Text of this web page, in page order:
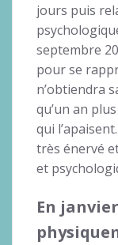
jours puis
septembre
pour se
n’obtiendra
qu’un an
qui
très énervé
et
En